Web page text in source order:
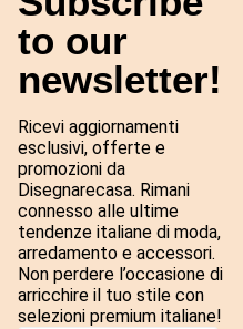
to our
newsletter!
Ricevi aggiornamenti
esclusivi, offerte e
promozioni da
Disegnarecasa. Rimani
connesso alle ultime
tendenze italiane di moda,
arredamento e accessori.
Non perdere l’occasione di
arricchire il tuo stile con
selezioni premium italiane!